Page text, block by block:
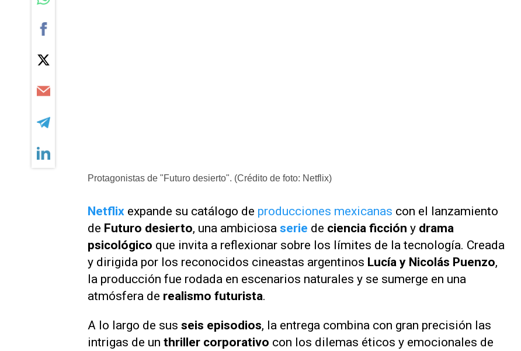
Protagonistas de "Futuro desierto". (Crédito de foto: Netflix)
Netflix expande su catálogo de producciones mexicanas con el lanzamiento
de Futuro desierto, una ambiciosa serie de ciencia ficción y drama
psicológico que invita a reflexionar sobre los límites de la tecnología. Creada
y dirigida por los reconocidos cineastas argentinos Lucía y Nicolás Puenzo,
la producción fue rodada en escenarios naturales y se sumerge en una
atmósfera de realismo futurista.
A lo largo de sus seis episodios, la entrega combina con gran precisión las
intrigas de un thriller corporativo con los dilemas éticos y emocionales de